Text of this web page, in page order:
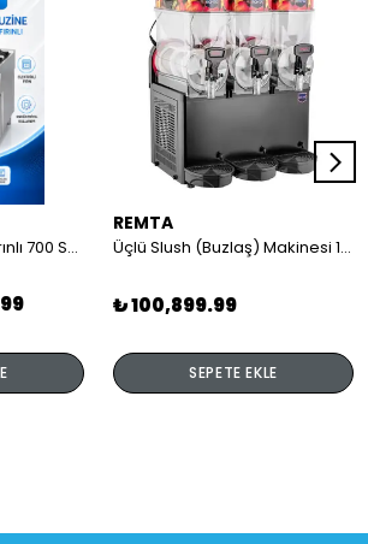
Kuzine Sanayi Tipi Fırınlı 700 Seri Gazlı 4 Açık Ateş 80x70x85 (Lp)-2X6Kw+2X7,5Kw+6Kw Elektrikli Fırın
REMTA
Üçlü Slush (Buzlaş) Makinesi 12+12+12 lt
₺ 100,899.99
SEPETE EKLE